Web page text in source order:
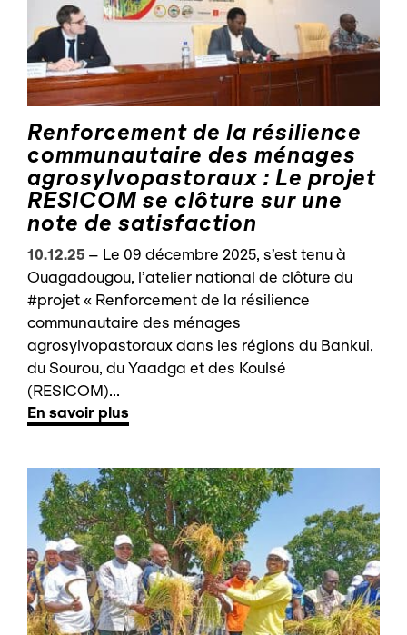
Renforcement de la résilience
communautaire des ménages
agrosylvopastoraux : Le projet
RESICOM se clôture sur une
note de satisfaction
10.12.25 – Le 09 décembre 2025, s’est tenu à
Ouagadougou, l’atelier national de clôture du
#projet « Renforcement de la résilience
communautaire des ménages
agrosylvopastoraux dans les régions du Bankui,
du Sourou, du Yaadga et des Koulsé
(RESICOM)...
En savoir plus